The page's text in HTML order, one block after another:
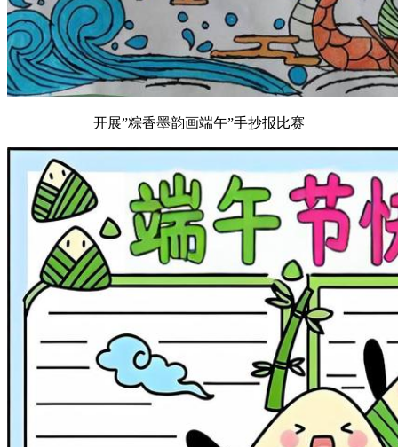
开展”粽香墨韵画端午”手抄报比赛